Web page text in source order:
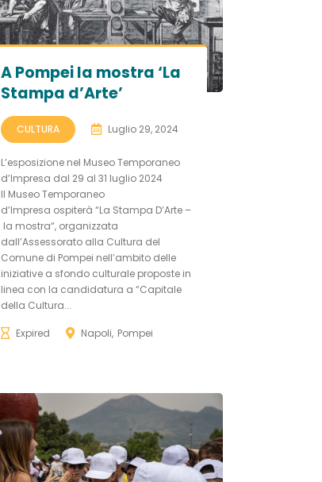
A Pompei la mostra ‘La
Stampa d’Arte’
CULTURA Luglio 29, 2024
L’esposizione nel Museo Temporaneo
d’Impresa dal 29 al 31 luglio 2024
Il Museo Temporaneo
d’Impresa ospiterà “La Stampa D’Arte –
la mostra“, organizzata
dall’Assessorato alla Cultura del
Comune di Pompei nell’ambito delle
iniziative a sfondo culturale proposte in
linea con la candidatura a “Capitale
della Cultura...
Expired Napoli Pompei